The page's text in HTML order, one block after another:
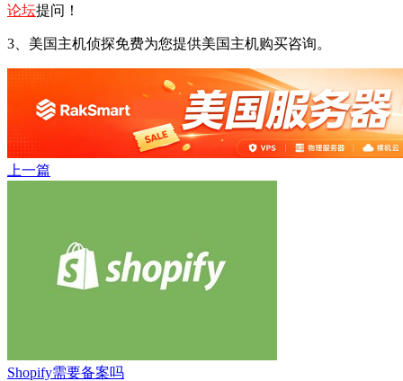
论坛提问！
3、美国主机侦探免费为您提供美国主机购买咨询。
上一篇
Shopify需要备案吗